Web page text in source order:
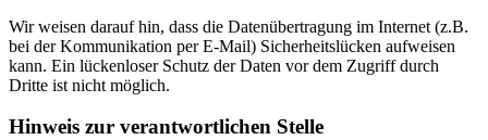
Wir weisen darauf hin, dass die Datenübertragung im Internet (z.B.
bei der Kommunikation per E-Mail) Sicherheitslücken aufweisen
kann. Ein lückenloser Schutz der Daten vor dem Zugriff durch
Dritte ist nicht möglich.
Hinweis zur verantwortlichen Stelle